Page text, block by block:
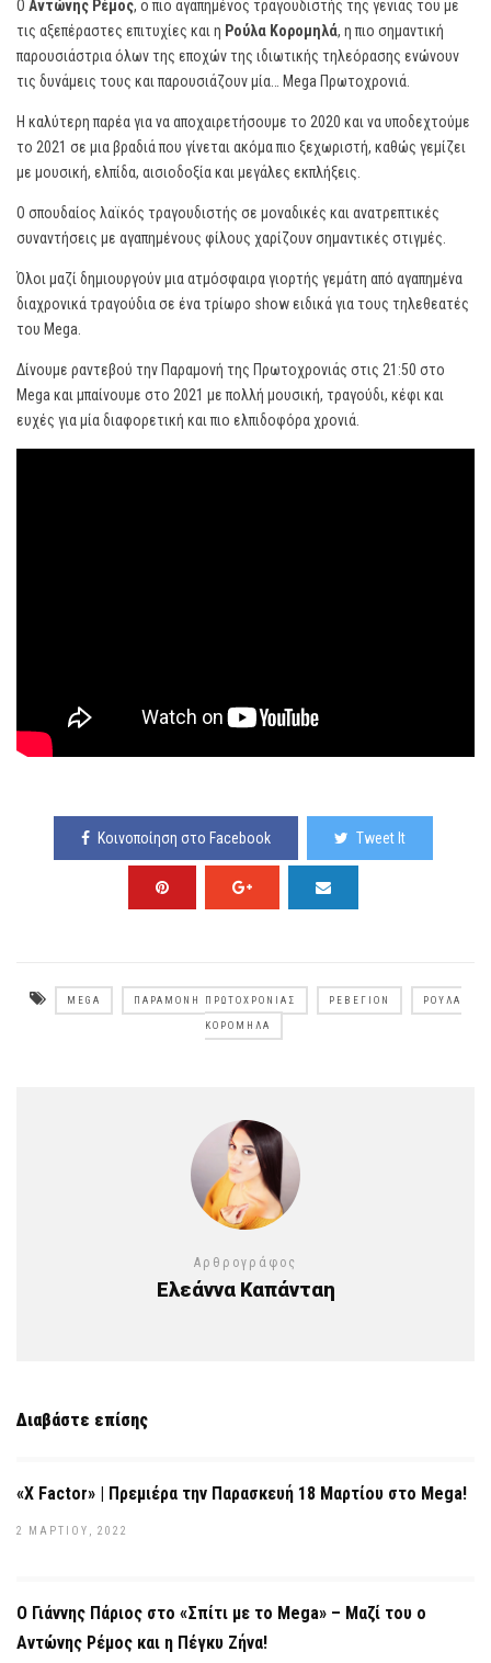
Ο Αντώνης Ρέμος, ο πιο αγαπημένος τραγουδιστής της γενιάς του με
τις αξεπέραστες επιτυχίες και η Ρούλα Κορομηλά, η πιο σημαντική
παρουσιάστρια όλων της εποχών της ιδιωτικής τηλεόρασης ενώνουν
τις δυνάμεις τους και παρουσιάζουν μία… Mega Πρωτοχρονιά.
Η καλύτερη παρέα για να αποχαιρετήσουμε το 2020 και να υποδεχτούμε
το 2021 σε μια βραδιά που γίνεται ακόμα πιο ξεχωριστή, καθώς γεμίζει
με μουσική, ελπίδα, αισιοδοξία και μεγάλες εκπλήξεις.
Ο σπουδαίος λαϊκός τραγουδιστής σε μοναδικές και ανατρεπτικές
συναντήσεις με αγαπημένους φίλους χαρίζουν σημαντικές στιγμές.
Όλοι μαζί δημιουργούν μια ατμόσφαιρα γιορτής γεμάτη από αγαπημένα
διαχρονικά τραγούδια σε ένα τρίωρο show ειδικά για τους τηλεθεατές
του Mega.
Δίνουμε ραντεβού την Παραμονή της Πρωτοχρονιάς στις 21:50 στο
Mega και μπαίνουμε στο 2021 με πολλή μουσική, τραγούδι, κέφι και
ευχές για μία διαφορετική και πιο ελπιδοφόρα χρονιά.
Κοινοποίηση στο Facebook Tweet It
MEGA ΠΑΡΑΜΟΝΉ ΠΡΩΤΟΧΡΟΝΙΆΣ ΡΕΒΕΓΙΌΝ ΡΟΎΛΑ
ΚΟΡΟΜΗΛΆ
Αρθρογράφος
Ελεάννα Καπάνταη
Διαβάστε επίσης
«Χ Factor» | Πρεμιέρα την Παρασκευή 18 Μαρτίου στο Mega!
2 ΜΑΡΤΊΟΥ, 2022
Ο Γιάννης Πάριος στο «Σπίτι με το Mega» – Μαζί του ο
Αντώνης Ρέμος και η Πέγκυ Ζήνα!